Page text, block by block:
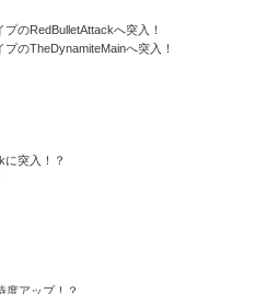
のRedBulletAttackへ突入！
のTheDynamiteMainへ突入！
突入！？
度アップ！？